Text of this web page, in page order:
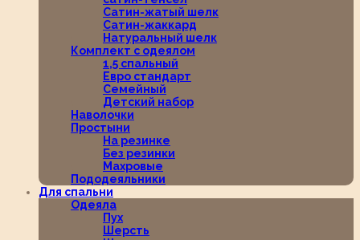
Сатин-жатый шелк
Сатин-жаккард
Натуральный шелк
Комплект с одеялом
1,5 спальный
Евро стандарт
Семейный
Детский набор
Наволочки
Простыни
На резинке
Без резинки
Махровые
Пододеяльники
Для спальни
Одеяла
Пух
Шерсть